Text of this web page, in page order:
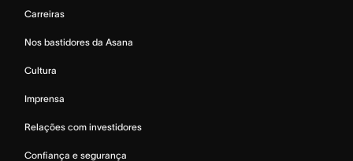
Carreiras
Nos bastidores da Asana
Cultura
Imprensa
Relações com investidores
Confiança e segurança